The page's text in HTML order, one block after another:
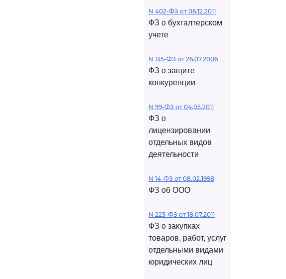
N 402-ФЗ от 06.12.2011
ФЗ о бухгалтерском
учете
N 135-ФЗ от 26.07.2006
ФЗ о защите
конкуренции
N 99-ФЗ от 04.05.2011
ФЗ о
лицензировании
отдельных видов
деятельности
N 14-ФЗ от 08.02.1998
ФЗ об ООО
N 223-ФЗ от 18.07.2011
ФЗ о закупках
товаров, работ, услуг
отдельными видами
юридических лиц